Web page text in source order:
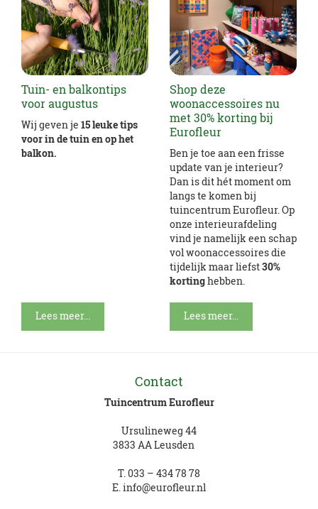
Tuin- en balkontips
voor augustus
Wij geven je 15 leuke tips
voor in de tuin en op het
balkon.
Lees meer...
Shop deze
woonaccessoires nu
met 30% korting bij
Eurofleur
Ben je toe aan een frisse
update van je interieur?
Dan is dit hét moment om
langs te komen bij
tuincentrum Eurofleur. Op
onze interieurafdeling
vind je namelijk een schap
vol woonaccessoires die
tijdelijk maar liefst30%
kortinghebben.
Lees meer...
Contact
Tuincentrum Eurofleur
Ursulineweg 44
3833 AA Leusden
T. 033 – 434 78 78
E. info@eurofleur.nl